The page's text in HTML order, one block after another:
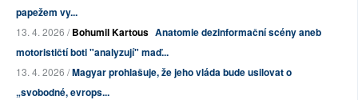
papežem vy...
13. 4. 2026 /Bohumil Kartous Anatomie dezinformační scény aneb
motorističtí boti "analyzují" maď...
13. 4. 2026 /Magyar prohlašuje, že jeho vláda bude usilovat o
„svobodné, evrops...